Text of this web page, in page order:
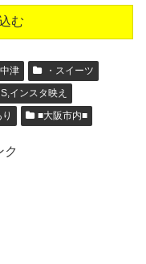
む
津
・スイーツ
インスタ映え
■大阪市内■
ク